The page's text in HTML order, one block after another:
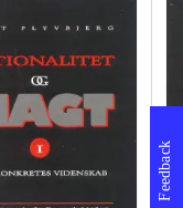
Feedback